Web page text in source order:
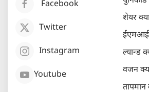
Facebook
Twitter
Instagram
Youtube
शेयर
ल्यान्ड
वजन